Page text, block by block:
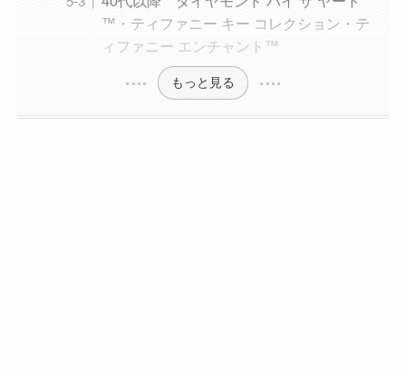
™️・ティファニー キー コレクション・テ
ィファニー エンチャント™️
もっと見る